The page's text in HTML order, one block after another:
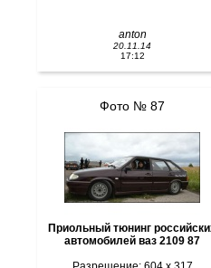
anton
20.11.14
17:12
Фото № 87
Приольный тюнинг
автомобилей ваз 2109 87